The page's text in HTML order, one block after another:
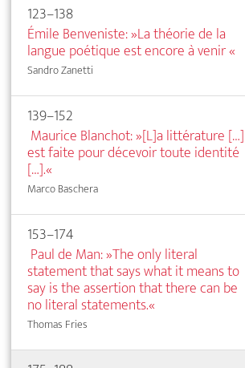
123–138
Émile Benveniste: »La théorie de la
langue poétique est encore à venir«
Sandro Zanetti
139–152
Maurice Blanchot: »[L]a littérature […]
est faite pour décevoir toute identité
[…].«
Marco Baschera
153–174
Paul de Man: »The only literal
statement that says what it means to
say is the assertion that there can be
no literal statements.«
Thomas Fries